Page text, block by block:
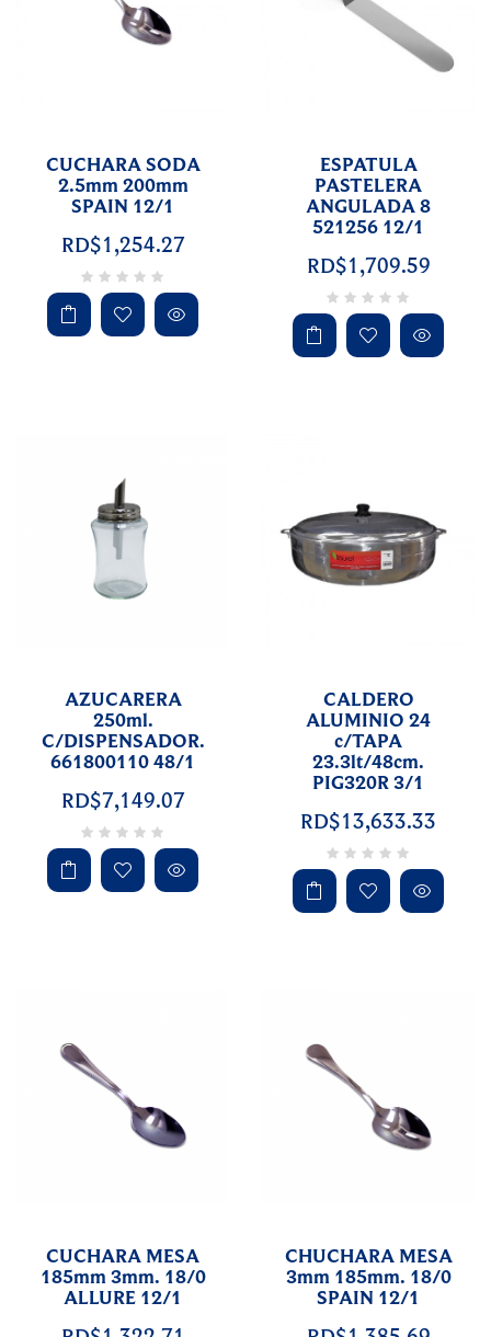
CUCHARA SODA
2.5mm 200mm
SPAIN 12/1
RD$1,254.27
ESPATULA
PASTELERA
ANGULADA 8
521256 12/1
RD$1,709.59
AZUCARERA
250ml.
C/DISPENSADOR.
661800110 48/1
RD$7,149.07
CALDERO
ALUMINIO 24
c/TAPA
23.3lt/48cm.
PIG320R 3/1
RD$13,633.33
CUCHARA MESA
185mm 3mm. 18/0
ALLURE 12/1
CHUCHARA MESA
3mm 185mm. 18/0
SPAIN 12/1